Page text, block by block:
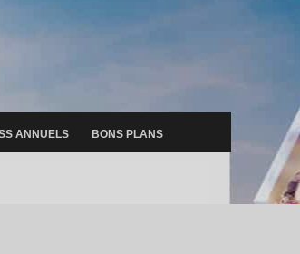
ANNUELS BONS PLANS